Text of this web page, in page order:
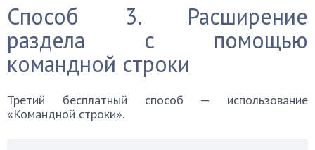
Способ 3. Расширение
раздела с помощью
командной строки
Третий бесплатный способ — использование
«Командной строки».